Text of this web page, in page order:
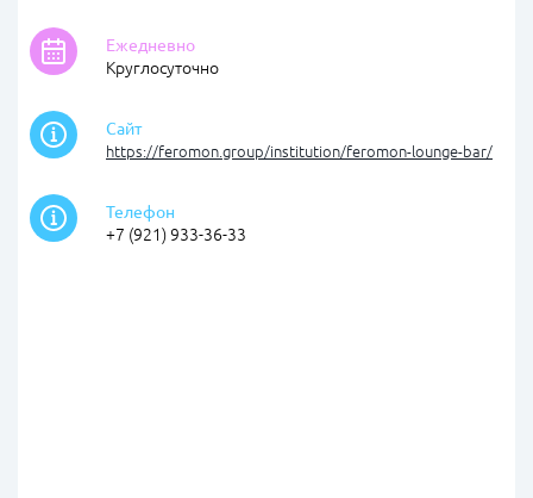
Ежедневно
Круглосуточно
Сайт
https://feromon.group/institution/feromon-lounge-bar/
Телефон
+7 (921) 933-36-33